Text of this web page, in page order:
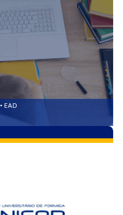
EAD